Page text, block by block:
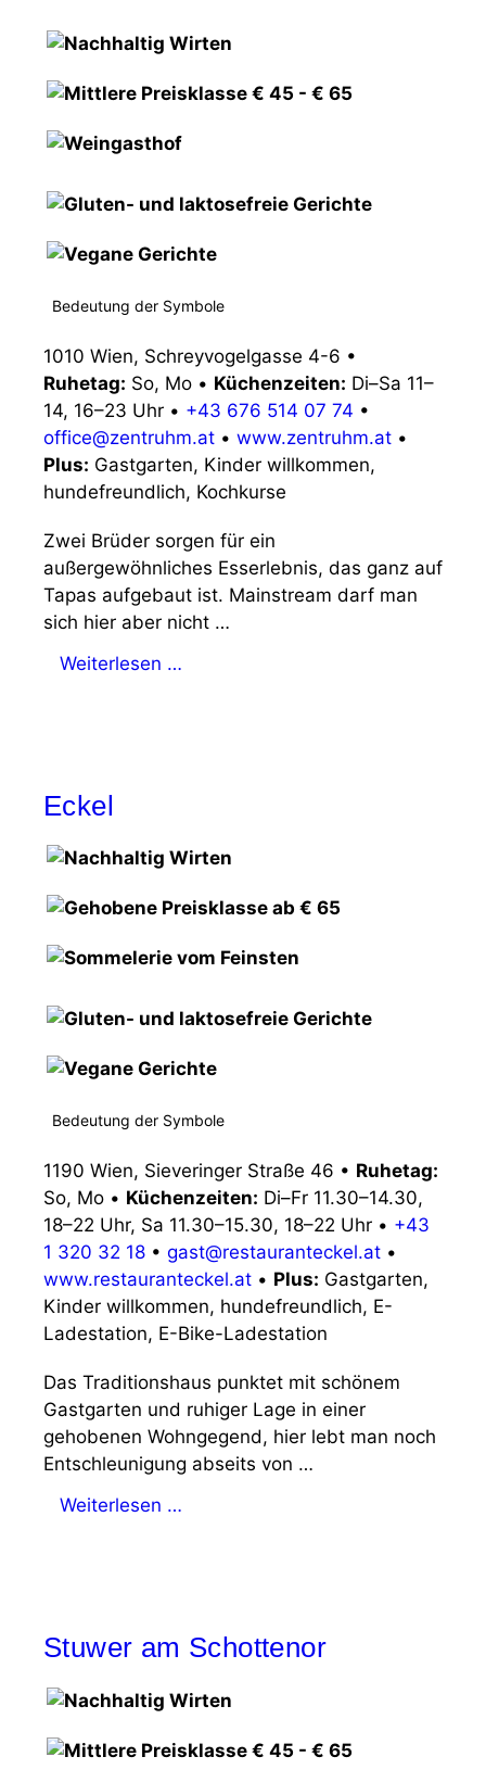
Bedeutung der Symbole
1010 Wien, Schreyvogelgasse 4-6 •
Ruhetag: So, Mo • Küchenzeiten: Di–Sa 11–
14, 16–23 Uhr • +43 676 514 07 74 •
office@zentruhm.at • www.zentruhm.at •
Plus: Gastgarten, Kinder willkommen,
hundefreundlich, Kochkurse
Zwei Brüder sorgen für ein
außergewöhnliches Esserlebnis, das ganz auf
Tapas aufgebaut ist. Mainstream darf man
sich hier aber nicht …
Weiterlesen …
Eckel
Bedeutung der Symbole
1190 Wien, Sieveringer Straße 46 • Ruhetag:
So, Mo • Küchenzeiten: Di–Fr 11.30–14.30,
18–22 Uhr, Sa 11.30–15.30, 18–22 Uhr • +43
1 320 32 18 • gast@restauranteckel.at •
www.restauranteckel.at • Plus: Gastgarten,
Kinder willkommen, hundefreundlich, E-
Ladestation, E-Bike-Ladestation
Das Traditionshaus punktet mit schönem
Gastgarten und ruhiger Lage in einer
gehobenen Wohngegend, hier lebt man noch
Entschleunigung abseits von …
Weiterlesen …
Stuwer am Schottenor